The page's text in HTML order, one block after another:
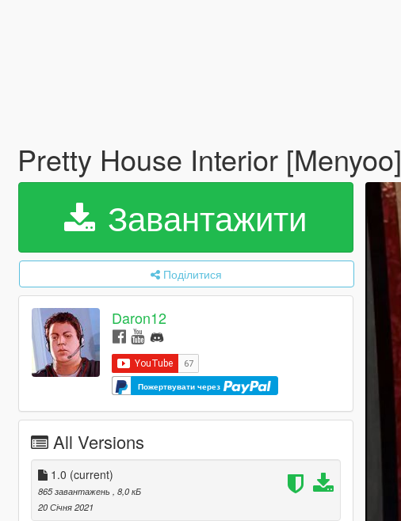
Pretty House Interior [Menyoo]
Завантажити
Поділитися
Daron12
Пожертвувати через
All Versions
1.0 (current)
865 завантажень
, 8,0 кБ
20 Січня 2021